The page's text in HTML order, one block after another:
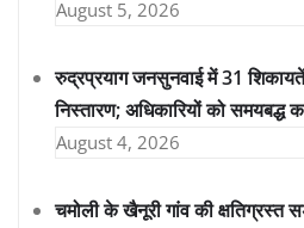
August 5, 2026
रुद्रप्रयाग जनसुनवाई में 31
निस्तारण; अधिकारियों को समयबद्ध
August 4, 2026
चमोली के खैनूरी गांव की क्षतिग्रस्त